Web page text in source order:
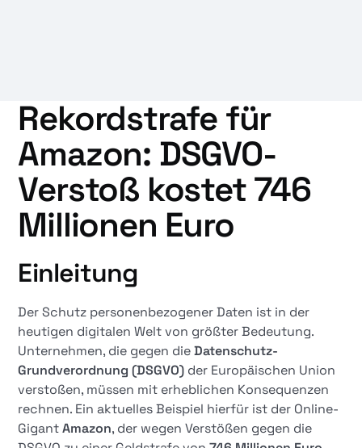
Rekordstrafe für
Amazon: DSGVO-
Verstoß kostet 746
Millionen Euro
Einleitung
Der Schutz personenbezogener Daten ist in der
heutigen digitalen Welt von größter Bedeutung.
Unternehmen, die gegen dieDatenschutz-
Grundverordnung (DSGVO) der Europäischen Union
verstoßen, müssen mit erheblichen Konsequenzen
rechnen. Ein aktuelles Beispiel hierfür ist der Online-
GigantAmazon, der wegen Verstößen gegen die